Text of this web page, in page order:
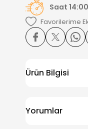
Saat
Ürün Bilgisi
Yorumlar